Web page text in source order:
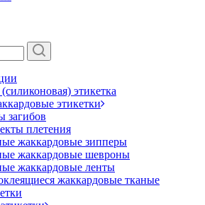
этикетка
этикетки
загибов
плетения
жаккардовые зипперы
жаккардовые шевроны
жаккардовые ленты
жаккардовые тканые